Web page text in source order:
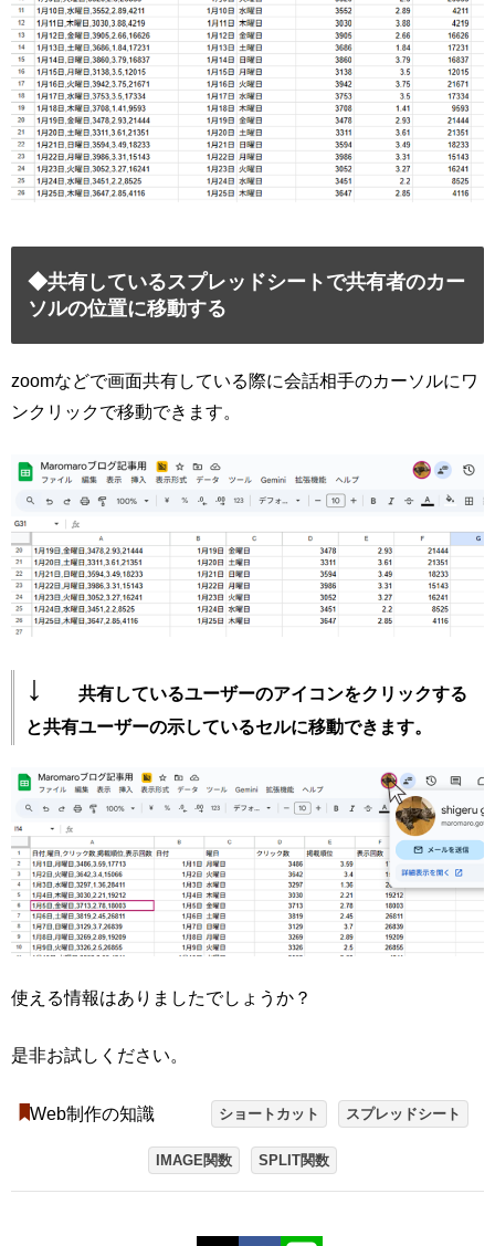
◆共有しているスプレッドシートで共有者のカー
ソルの位置に移動する
zoomなどで画面共有している際に会話相手のカーソルにワ
ンクリックで移動できます。
↓
共有しているユーザーのアイコンをクリックする
と共有ユーザーの示しているセルに移動できます。
使える情報はありましたでしょうか？
是非お試しください。
Web制作の知識 ショートカット スプレッドシート
IMAGE関数 SPLIT関数